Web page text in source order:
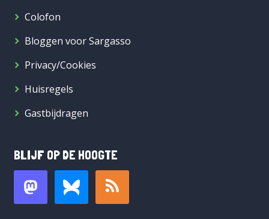
Colofon
Bloggen voor Sargasso
Privacy/Cookies
Huisregels
Gastbijdragen
BLIJF OP DE HOOGTE